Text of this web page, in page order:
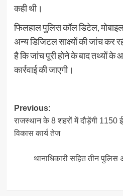
कही थी।
फिलहाल पुलिस कॉल डिटेल,
अन्य डिजिटल साक्ष्यों की जांच कर
है कि जांच पूरी होने के बाद तथ्यों के
कार्रवाई की जाएगी।
Post
navigation
Previous:
राजस्थान के 8 शहरों में दौड़ेंगी 1150
विकास कार्य तेज
थानाधिकारी सहित तीन पुलिस